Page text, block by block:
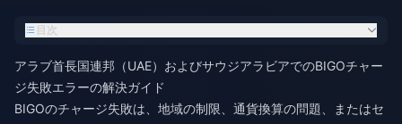
目次
アラブ首長国連邦（UAE）およびサウジアラビアでのBIGOチャー
ジ失敗エラーの解決ガイド
BIGOのチャージ失敗は、地域の制限、通貨換算の問題、またはセ